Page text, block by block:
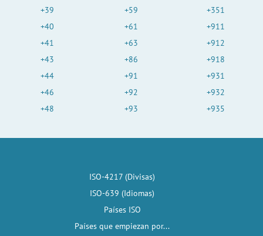
+39
+40
+41
+43
+44
+46
+48
+59
+61
+63
+86
+91
+92
+93
+351
+911
+912
+918
+931
+932
+935
ISO-4217 (Divisas)
ISO-639 (Idiomas)
Países ISO
Países que empiezan por...